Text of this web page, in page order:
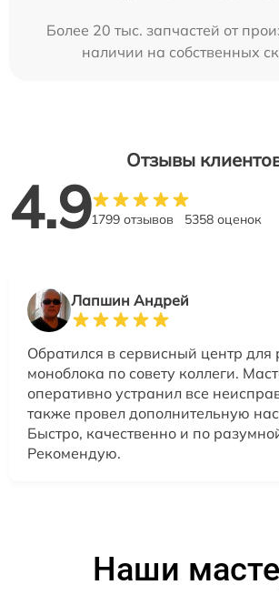
Более 20 тыс. запчастей от
наличии на собственных
Отзывы
4.91799 отзывов 5358 оценок
Лапшин Андрей
Обратился в сервисный центр для
моноблока по совету коллеги.
оперативно устранил все
также провел дополнительную
Быстро, качественно и по
Рекомендую.
Наши